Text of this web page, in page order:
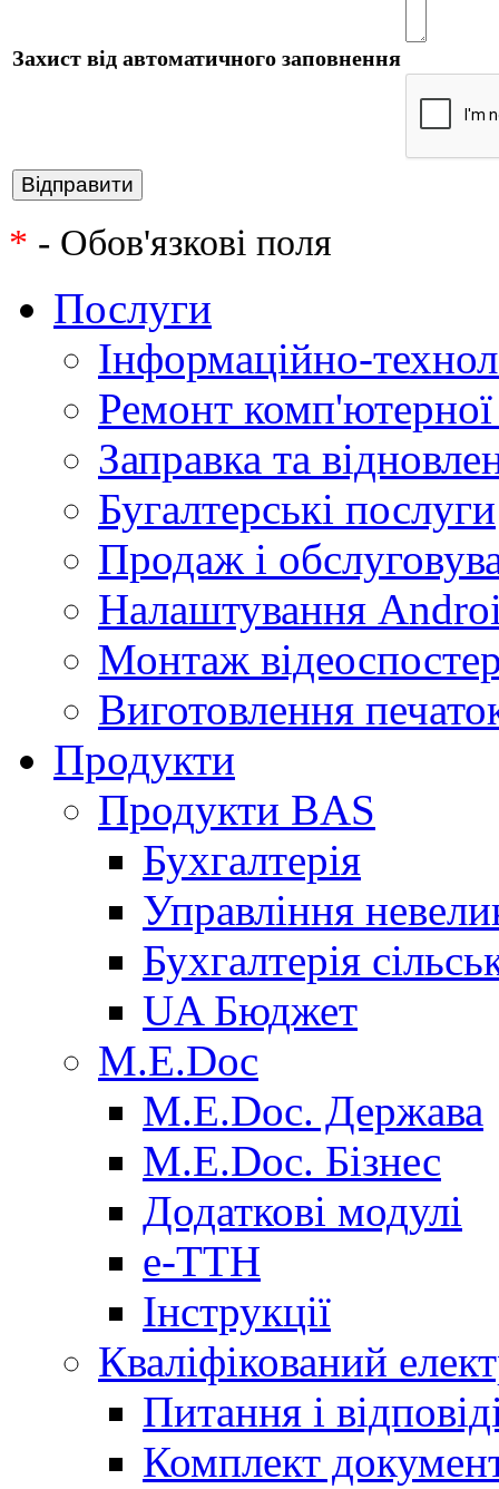
Захист від автоматичного заповнення
* - Обов'язкові поля
Послуги
Інформаційно-
Ремонт комп'ютерної
Заправка та
Бугалтерські послуги
Продаж і
Налаштування
Монтаж
Виготовлення
Продукти
Продукти BAS
Бухгалтерія
Управління
Бухгалтерія
UA Бюджет
M.E.Doc
M.E.Doc. Держава
M.E.Doc. Бізнес
Додаткові модулі
е-ТТН
Інструкції
Кваліфікований
Питання і
Комплект